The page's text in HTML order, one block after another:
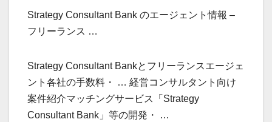
Strategy Consultant Bank のエージェント情報 –
フリーランス …
Strategy Consultant Bankとフリーランスエージェ
ント各社の手数料・ … 経営コンサルタント向け
案件紹介マッチングサービス「Strategy
Consultant Bank」等の開発・ …